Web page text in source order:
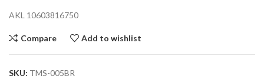
AKL 10603816750
Compare Add to wishlist
SKU: TMS-005BR